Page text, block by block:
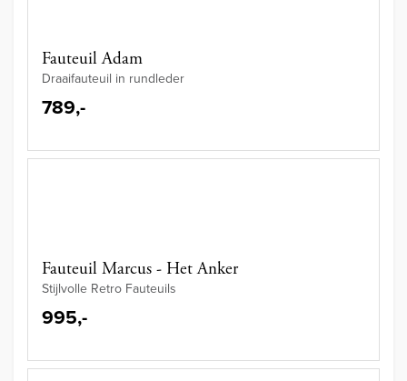
Fauteuil Adam
Draaifauteuil in rundleder
789,-
Fauteuil Marcus - Het Anker
Stijlvolle Retro Fauteuils
995,-